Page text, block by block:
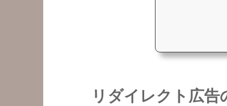
リダイレクト広告